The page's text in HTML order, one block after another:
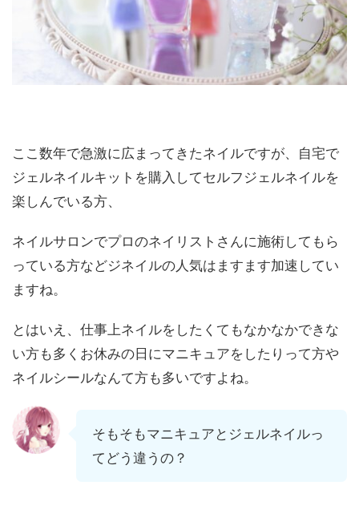
ここ数年で急激に広まってきたネイルですが、自宅で
ジェルネイルキットを購入してセルフジェルネイルを
楽しんでいる方、
ネイルサロンでプロのネイリストさんに施術してもら
っている方などジネイルの人気はますます加速してい
ますね。
とはいえ、仕事上ネイルをしたくてもなかなかできな
い方も多くお休みの日にマニキュアをしたりって方や
ネイルシールなんて方も多いですよね。
そもそもマニキュアとジェルネイルっ
てどう違うの？